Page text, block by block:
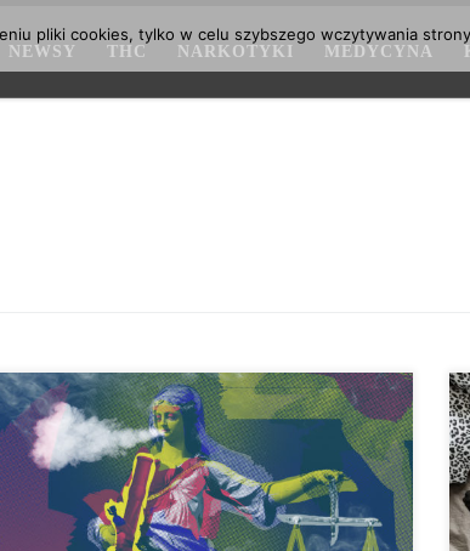
NEWSY THC NARKOTYKI MEDYCYNA
Fakt, że legalny handel z marihuaną ma znacznie
większy sens niż sprzedaż podziemna, jest dobrze
znany rzecznikom legalizacji ze względu na wiele
wynikających z tego korzyści. W przeciwieństwie do
obecnego handlu na czarnym rynku, ochrona
nieletnich, ochrona konsumentów, dochody z
pliki cookies, tylko w celu szybszego wczytywania